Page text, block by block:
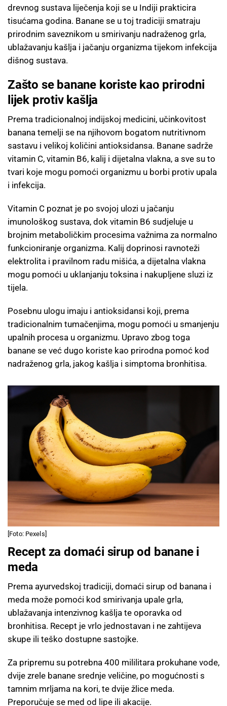
drevnog sustava liječenja koji se u Indiji prakticira
tisućama godina. Banane se u toj tradiciji smatraju
prirodnim saveznikom u smirivanju nadraženog grla,
ublažavanju kašlja i jačanju organizma tijekom infekcija
dišnog sustava.
Zašto se banane koriste kao prirodni
lijek protiv kašlja
Prema tradicionalnoj indijskoj medicini, učinkovitost
banana temelji se na njihovom bogatom nutritivnom
sastavu i velikoj količini antioksidansa. Banane sadrže
vitamin C, vitamin B6, kalij i dijetalna vlakna, a sve su to
tvari koje mogu pomoći organizmu u borbi protiv upala
i infekcija.
Vitamin C poznat je po svojoj ulozi u jačanju
imunološkog sustava, dok vitamin B6 sudjeluje u
brojnim metaboličkim procesima važnima za normalno
funkcioniranje organizma. Kalij doprinosi ravnoteži
elektrolita i pravilnom radu mišića, a dijetalna vlakna
mogu pomoći u uklanjanju toksina i nakupljene sluzi iz
tijela.
Posebnu ulogu imaju i antioksidansi koji, prema
tradicionalnim tumačenjima, mogu pomoći u smanjenju
upalnih procesa u organizmu. Upravo zbog toga
banane se već dugo koriste kao prirodna pomoć kod
nadraženog grla, jakog kašlja i simptoma bronhitisa.
[Foto: Pexels]
Recept za domaći sirup od banane i
meda
Prema ayurvedskoj tradiciji, domaći sirup od banana i
meda može pomoći kod smirivanja upale grla,
ublažavanja intenzivnog kašlja te oporavka od
bronhitisa. Recept je vrlo jednostavan i ne zahtijeva
skupe ili teško dostupne sastojke.
Za pripremu su potrebna 400 mililitara prokuhane vode,
dvije zrele banane srednje veličine, po mogućnosti s
tamnim mrljama na kori, te dvije žlice meda.
Preporučuje se med od lipe ili akacije.